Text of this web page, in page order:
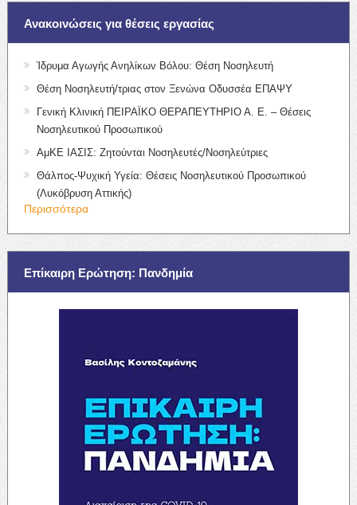
Ανακοινώσεις για θέσεις εργασίας
Ίδρυμα Αγωγής Ανηλίκων Βόλου: Θέση Νοσηλευτή
Θέση Νοσηλευτή/τριας στον Ξενώνα Οδυσσέα ΕΠΑΨΥ
Γενική Κλινική ΠΕΙΡΑΪΚΟ ΘΕΡΑΠΕΥΤΗΡΙΟ Α. Ε. – Θέσεις
Νοσηλευτικού Προσωπικού
ΑμΚΕ ΙΑΣΙΣ: Ζητούνται Νοσηλευτές/Νοσηλεύτριες
Θάλπος-Ψυχική Υγεία: Θέσεις Νοσηλευτικού Προσωπικού
(Λυκόβρυση Αττικής)
Περισσότερα
Επίκαιρη Ερώτηση: Πανδημία